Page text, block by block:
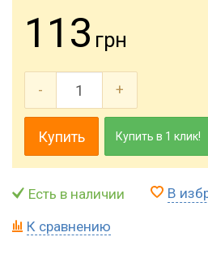
113 грн
- +
Купить Купить в 1 клик!
Есть в наличии В
К сравнению